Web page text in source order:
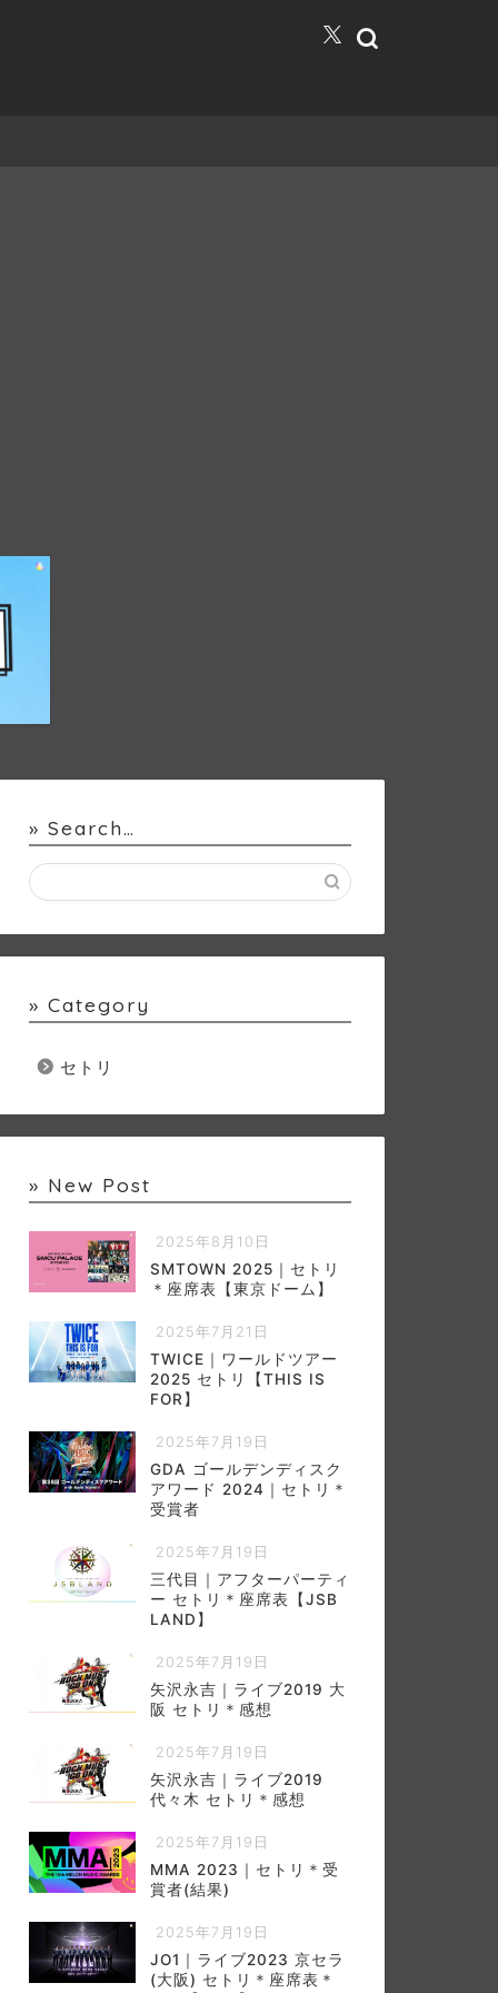
» Search…
» Category
セトリ
» New Post
2025年8月10日
SMTOWN 2025｜セトリ
＊座席表【東京ドーム】
2025年7月21日
TWICE｜ワールドツアー
2025 セトリ【THIS IS
FOR】
2025年7月19日
GDA ゴールデンディスク
アワード 2024｜セトリ＊
受賞者
2025年7月19日
三代目｜アフターパーティ
ー セトリ＊座席表【JSB
LAND】
2025年7月19日
矢沢永吉｜ライブ2019 大
阪 セトリ＊感想
2025年7月19日
矢沢永吉｜ライブ2019
代々木 セトリ＊感想
2025年7月19日
MMA 2023｜セトリ＊受
賞者(結果)
2025年7月19日
JO1｜ライブ2023 京セラ
(大阪) セトリ＊座席表＊